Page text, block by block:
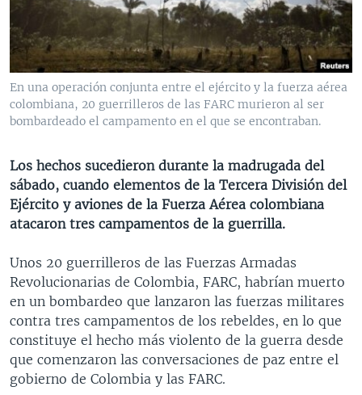
VENEZUELA
BRASIL
NICARAGUA
ECONOMÍA
ENTRETENIMIENTO Y CULTURA
TECNOLOGÍA
DEPORTES
MULTIMEDIA
VIDEOS
FOTOGRAFÍA
AUDIOS
PROGRAMAS TV
EL MUNDO AL DÍA
FORO INTERAMERICANO
LAS CLAVES
PANORAMA
RADIO
AVANCE INFORMATIVO
BUENOS DÍAS AMÉRICA
ESTADOS UNIDOS AL DÍA
EL MUNDO AL DÍA [RADIO]
DEPORTIVO INTERNACIONAL
NOTA ECONÓMICA
ENTRETENIMIENTO
DIRECT
DOCUMENTALES DE LA VOA
Learning English
SÍGANOS
Idiomas
En una operación conjunta entre el ejército y la fuerza aérea
colombiana, 20 guerrilleros de las FARC murieron al ser
bombardeado el campamento en el que se encontraban.
Los hechos sucedieron durante la madrugada del
sábado, cuando elementos de la Tercera División del
Ejército y aviones de la Fuerza Aérea colombiana
atacaron tres campamentos de la guerrilla.
Unos 20 guerrilleros de las Fuerzas Armadas
Revolucionarias de Colombia, FARC, habrían muerto
en un bombardeo que lanzaron las fuerzas militares
contra tres campamentos de los rebeldes, en lo que
constituye el hecho más violento de la guerra desde
que comenzaron las conversaciones de paz entre el
gobierno de Colombia y las FARC.